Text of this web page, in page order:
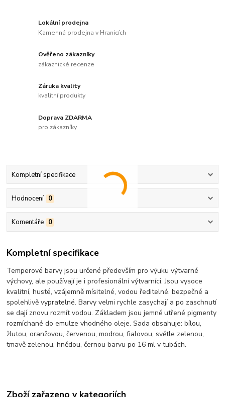
Lokální prodejna
Kamenná prodejna v Hranicích
Ověřeno zákazníky
zákaznické recenze
Záruka kvality
kvalitní produkty
Doprava ZDARMA
pro zákazníky
Kompletní specifikace
Hodnocení 0
Komentáře 0
Kompletní specifikace
Temperové barvy jsou určené především pro výuku výtvarné
výchovy, ale používají je i profesionální výtvarníci. Jsou vysoce
kvalitní, husté, vzájemně mísitelné, vodou ředitelné, bezpečné a
spolehlivě vypratelné. Barvy velmi rychle zasychají a po zaschnutí
se dají znovu rozmít vodou. Základem jsou jemně utřené pigmenty
rozmíchané do emulze vhodného oleje. Sada obsahuje: bílou,
žlutou, oranžovou, červenou, modrou, fialovou, světle zelenou,
tmavě zelenou, hnědou, černou barvu po 16 ml v tubách.